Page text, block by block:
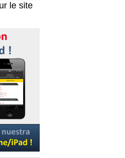
le site